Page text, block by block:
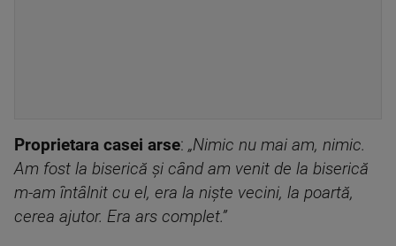
Proprietara casei arse: „Nimic nu mai am, nimic.
Am fost la biserică și când am venit de la biserică
m-am întâlnit cu el, era la niște vecini, la poartă,
cerea ajutor. Era ars complet.”